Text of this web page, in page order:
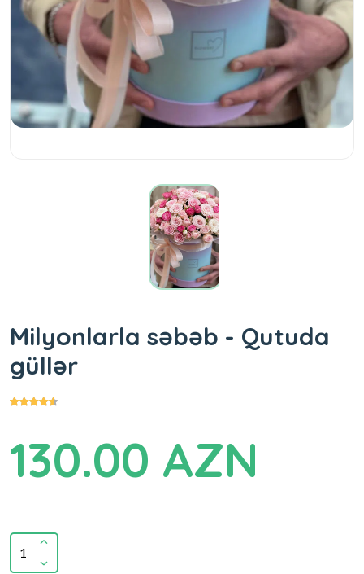
Milyonlarla səbəb - Qutuda
güllər
130.00 AZN